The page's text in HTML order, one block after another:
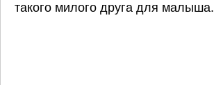
такого милого друга для малыша.